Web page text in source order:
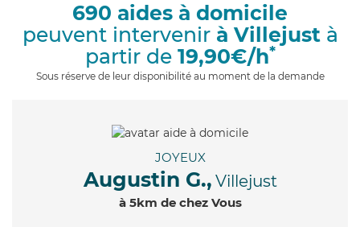
i
690 aides à domicile
peuvent intervenir à Villejustà
partir de 19,90€/h*
Sous réserve de leur disponibilité au moment de la demande
JOYEUX
Augustin G., Villejust
à 5km de chez Vous